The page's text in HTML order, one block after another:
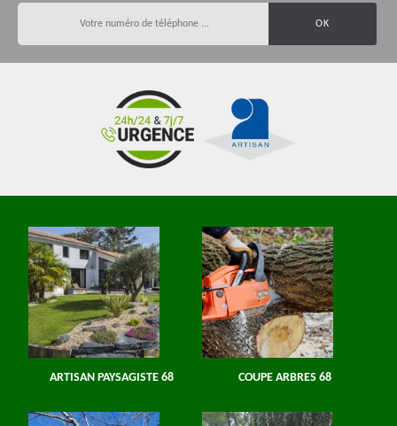
ARTISAN PAYSAGISTE 68 COUPE ARBRES 68